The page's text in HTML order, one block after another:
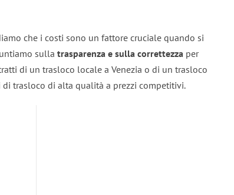
che i costi sono un fattore cruciale quando si
sulla trasparenza e sulla correttezza per
di un trasloco locale a Venezia o di un trasloco
trasloco di alta qualità a prezzi competitivi.